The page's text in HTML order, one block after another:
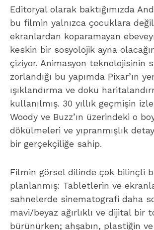
Editoryal olarak baktığımızda
bu filmin yalnızca çocuklara
ekranlardan koparamayan
keskin bir sosyolojik ayna
çiziyor. Animasyon teknolojisinin
zorlandığı bu yapımda Pixar’ın
ışıklandırma ve doku
kullanılmış. 30 yıllık geçmişin
Woody ve Buzz’ın üzerindeki o
dökülmeleri ve yıpranmışlık
bir gerçekçiliğe sahip.
Filmin görsel dilinde çok bilinçli
planlanmış: Tabletlerin ve
sahnelerde sinematografi daha
mavi/beyaz ağırlıklı ve dijital bir
bürünürken; ahşabın, plastiğin